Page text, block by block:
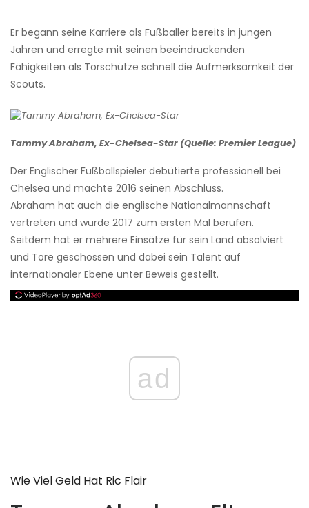
Er begann seine Karriere als Fußballer bereits in jungen
Jahren und erregte mit seinen beeindruckenden
Fähigkeiten als Torschütze schnell die Aufmerksamkeit der
Scouts.
Tammy Abraham, Ex-Chelsea-Star (Quelle: Premier League)
Der Englischer Fußballspieler debütierte professionell bei
Chelsea und machte 2016 seinen Abschluss.
Abraham hat auch die englische Nationalmannschaft
vertreten und wurde 2017 zum ersten Mal berufen.
Seitdem hat er mehrere Einsätze für sein Land absolviert
und Tore geschossen und dabei sein Talent auf
internationaler Ebene unter Beweis gestellt.
ad
Wie Viel Geld Hat Ric Flair